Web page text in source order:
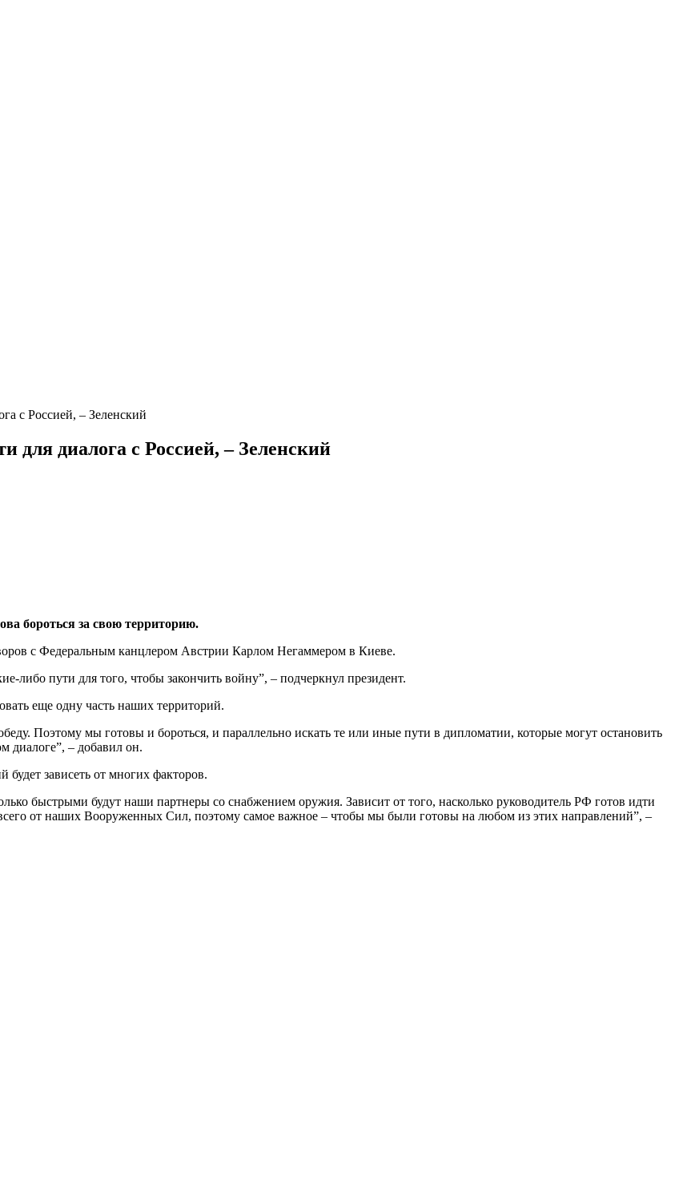
с Россией, – Зеленский
для диалога с Россией, – Зеленский
бороться за свою территорию.
с Федеральным канцлером Австрии Карлом Негаммером в Киеве.
либо пути для того, чтобы закончить войну”, – подчеркнул президент.
еще одну часть наших территорий.
Поэтому мы готовы и бороться, и параллельно искать те или иные пути в дипломатии, которые могут остановить
диалоге”, – добавил он.
зависеть от многих факторов.
быстрыми будут наши партнеры со снабжением оружия. Зависит от того, насколько руководитель РФ готов идти
от наших Вооруженных Сил, поэтому самое важное – чтобы мы были готовы на любом из этих направлений”, –